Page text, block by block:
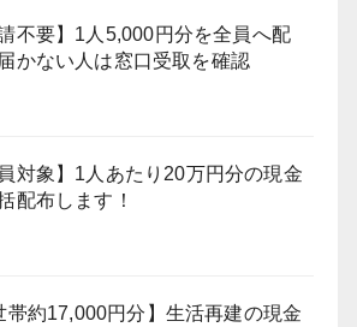
請不要】1人5,000円分を全員へ配
かない人は窓口受取を確認
員対象】1人あたり20万円分の現金
配布します！
帯約17,000円分】生活再建の現金